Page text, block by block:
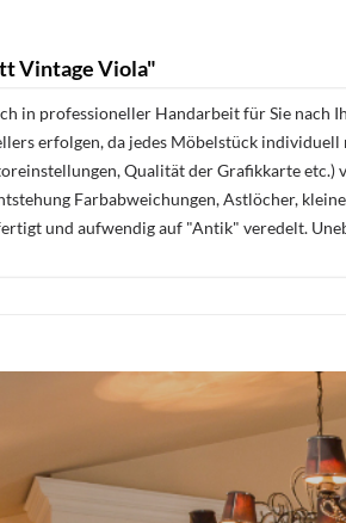
Vintage Viola"
in professioneller Handarbeit für Sie nach
erfolgen, da jedes Möbelstück
Qualität der Grafikkarte
Farbabweichungen, Astlöcher,
und aufwendig auf "Antik" veredelt.